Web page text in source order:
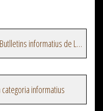
Veure més episodis del programa Butlletins informatius de La Xarxa
informatius